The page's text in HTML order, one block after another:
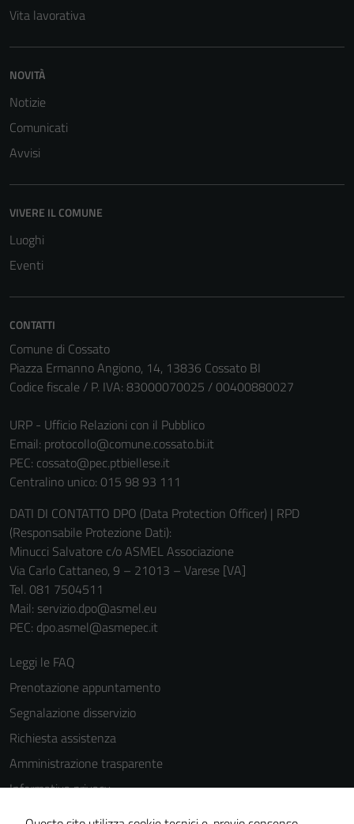
Vita lavorativa
NOVITÀ
Notizie
Comunicati
Avvisi
VIVERE IL COMUNE
Luoghi
Eventi
CONTATTI
Comune di Cossato
Piazza Ermanno Angiono, 14, 13836 Cossato BI
Codice fiscale / P. IVA: 83000070025 / 00400880027
URP - Ufficio Relazioni con il Pubblico
Email: protocollo@comune.cossato.bi.it
PEC: cossato@pec.ptbiellese.it
Centralino unico: 015 98 93 111
DATI DI CONTATTO DPO (Data Protection Officer) | RPD
(Responsabile Protezione Dati):
Minucci Salvatore c/o ASMEL Associazione
Via Carlo Cattaneo, 9 – 21013 – Varese [VA]
Tel. 081 7504511
Mail: servizio.dpo@asmel.eu
PEC: dpo.asmel@asmepec.it
Leggi le FAQ
Prenotazione appuntamento
Segnalazione disservizio
Richiesta assistenza
Amministrazione trasparente
Informativa privacy
sono necessari
possono
essere
Questi cookie
non raccolgono